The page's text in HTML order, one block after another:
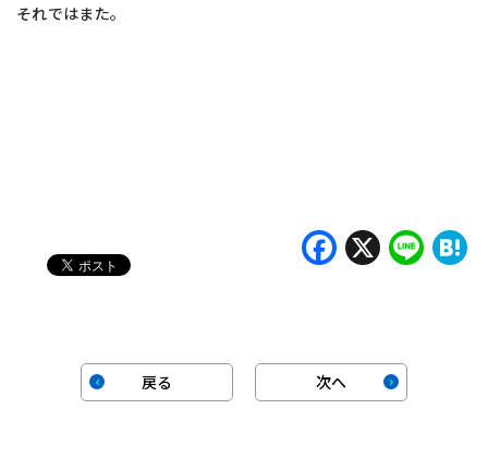
それではまた。
X
戻る 次へ